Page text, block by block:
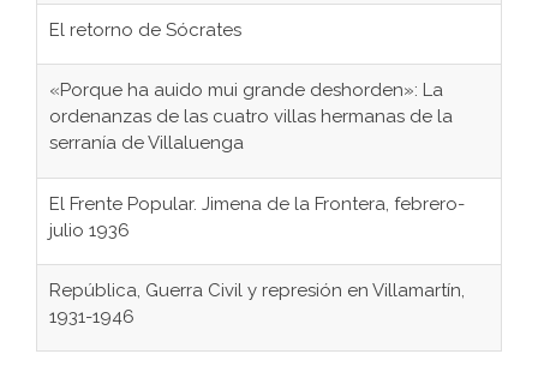
El retorno de Sócrates
«Porque ha auido mui grande deshorden»: La
ordenanzas de las cuatro villas hermanas de la
serranía de Villaluenga
El Frente Popular. Jimena de la Frontera, febrero-
julio 1936
República, Guerra Civil y represión en Villamartín,
1931-1946